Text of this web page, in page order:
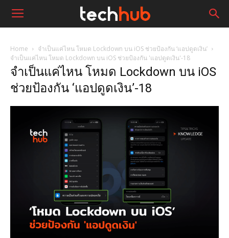
Home
จำเป็นแค่ไหน โหมด Lockdown บน iOS ช่วยป้องกัน ‘แอปดูดเงิน’
จำเป็นแค่ไหน โหมด Lockdown บน iOS ช่วยป้องกัน 'แอปดูดเงิน'-18
จำเป็นแค่ไหน โหมด Lockdown บน iOS
ช่วยป้องกัน ‘แอปดูดเงิน’-18